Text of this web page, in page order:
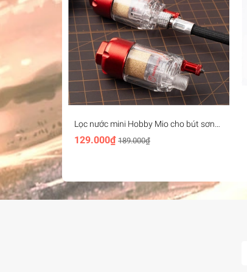
Lọc nước mini Hobby Mio cho bút sơn
airbrush size 1/8 Filter Air & Water
129.000₫ 189.000₫